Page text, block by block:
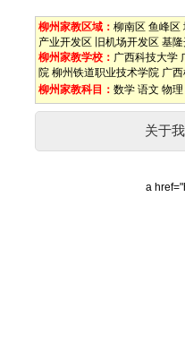
柳州家教区域： 柳南区 鱼峰区
产业开发区
旧机场开发区 基隆
柳州家教学校： 广西科技大学
院 柳州铁道职业技术学院 广
柳州家教科目： 数学 语文 物理
关于
a